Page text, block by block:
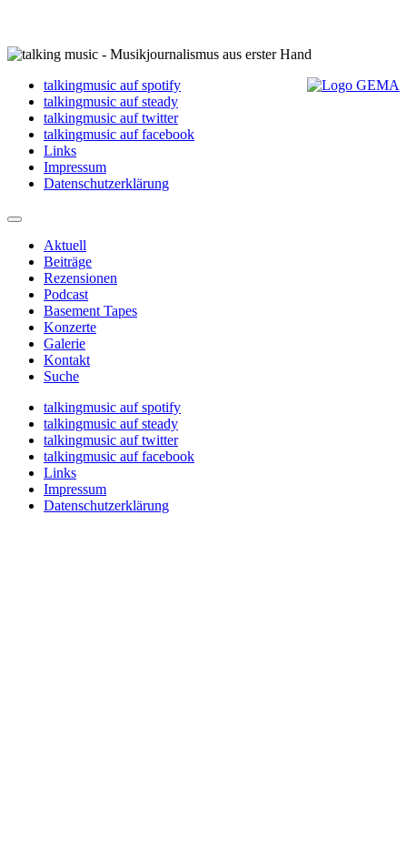
talkingmusic auf spotify
talkingmusic auf steady
talkingmusic auf twitter
talkingmusic auf facebook
Links
Impressum
Datenschutzerklärung
Aktuell
Beiträge
Rezensionen
Podcast
Basement Tapes
Konzerte
Galerie
Kontakt
Suche
talkingmusic auf spotify
talkingmusic auf steady
talkingmusic auf twitter
talkingmusic auf facebook
Links
Impressum
Datenschutzerklärung